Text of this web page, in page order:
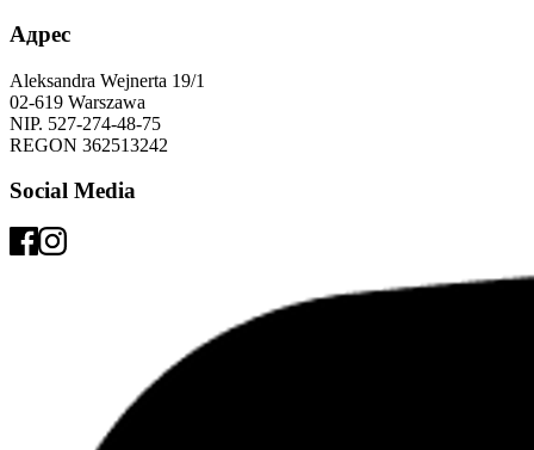
Адрес
Aleksandra Wejnerta 19/1
02-619 Warszawa
NIP. 527-274-48-75
REGON 362513242
Social Media